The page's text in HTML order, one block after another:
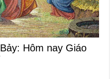
Hôm nay Giáo